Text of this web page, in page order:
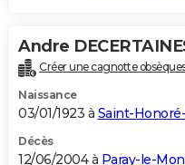
Andre
Créer une cagnotte
Naissance
03/01/1923 à Saint-
Décès
12/06/2004 à Paray-le-